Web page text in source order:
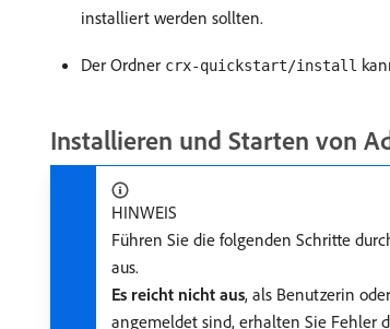
installiert werden sollten.
Der Ordner crx-quickstart/install
Installieren und Starten von
HINWEIS
Führen Sie die folgenden Schritte
aus.
Es reicht nicht aus, als Benutzerin
angemeldet sind, erhalten Sie Fehler